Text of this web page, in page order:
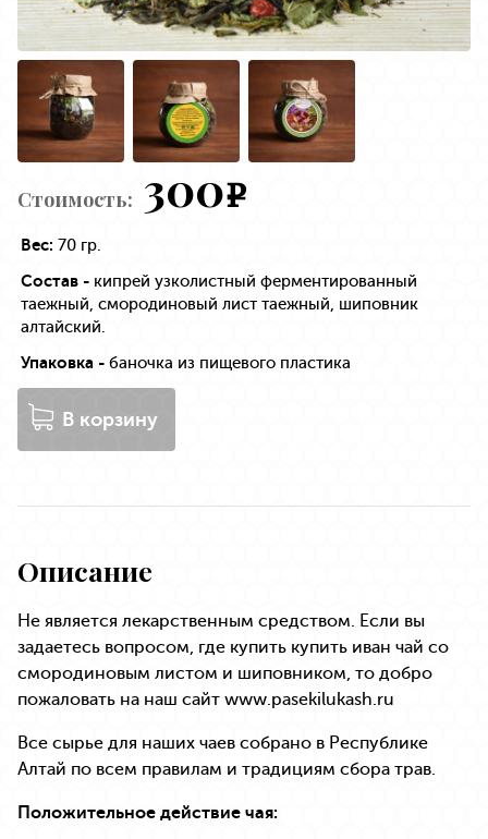
Стоимость: 300e
Вес: 70 гр.
Состав - кипрей узколистный ферментированный
таежный, смородиновый лист таежный, шиповник
алтайский.
Упаковка - баночка из пищевого пластика
В корзину
Описание
Не является лекарственным средством. Если вы
задаетесь вопросом, где купить купить иван чай со
смородиновым листом и шиповником, то добро
пожаловать на наш сайт www.pasekilukash.ru
Все сырье для наших чаев собрано в Республике
Алтай по всем правилам и традициям сбора трав.
Положительное действие чая: